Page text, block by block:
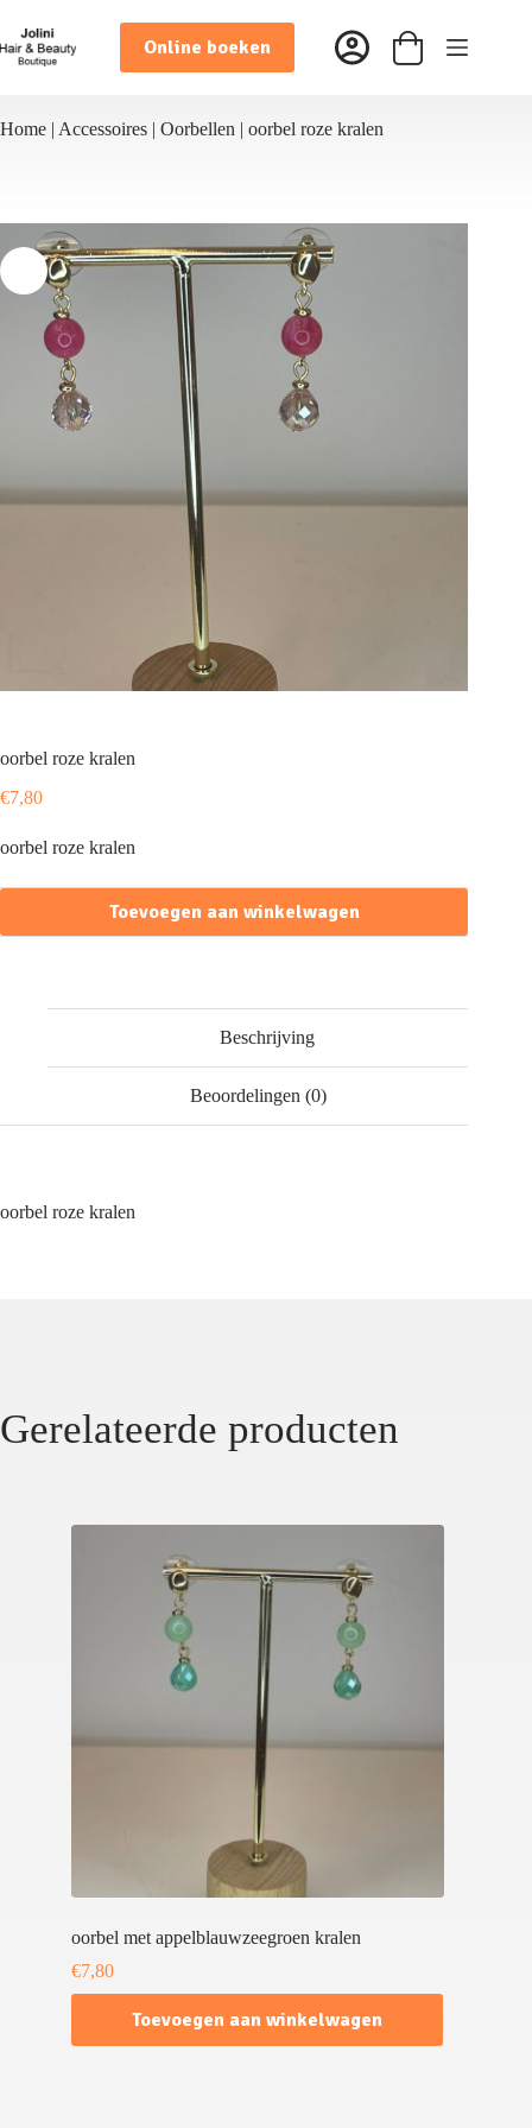
naar
de
inhoud
Online boeken Winkelwagen
Home | Accessoires | Oorbellen | oorbel roze kralen
oorbel roze kralen
€7,80
oorbel roze kralen
Toevoegen aan winkelwagen
Beschrijving
Beoordelingen (0)
oorbel roze kralen
Gerelateerde producten
oorbel met appelblauwzeegroen kralen
€7,80
Toevoegen aan winkelwagen